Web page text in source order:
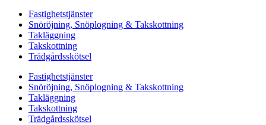
Fastighetstjänster
Snöröjning, Snöplogning & Takskottning
Takläggning
Takskottning
Trädgårdsskötsel
Fastighetstjänster
Snöröjning, Snöplogning & Takskottning
Takläggning
Takskottning
Trädgårdsskötsel